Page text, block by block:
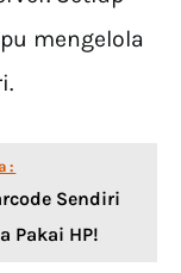
mengelola
Sendiri
Pakai HP!